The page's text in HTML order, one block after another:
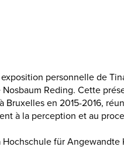
personnelle de
Reding. Cette
Bruxelles en 2015-2016,
à la perception et au
Hochschule für